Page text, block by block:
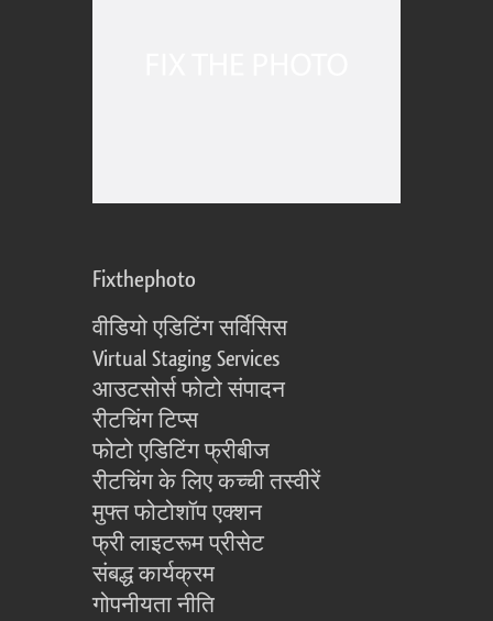
Fixthephoto
वीडियो एडिटिंग सर्विसिस
Virtual Staging Services
आउटसोर्स फोटो संपादन
रीटचिंग टिप्स
फोटो एडिटिंग फ्रीबीज
रीटचिंग के लिए कच्ची तस्वीरें
मुफ्त फोटोशॉप एक्शन
फ्री लाइटरूम प्रीसेट
संबद्ध कार्यक्रम
गोपनीयता नीति